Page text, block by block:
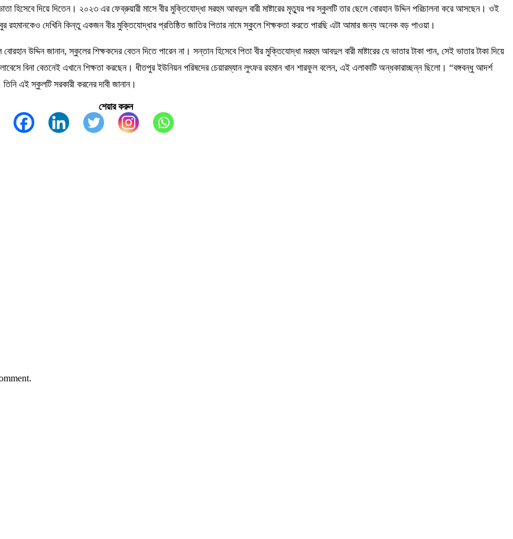
হিসেবে দিয়ে দিতেন। ২০২৩ এর ফেব্রুয়ারী মাসে বীর মুক্তিযোদ্ধা মরহুম আবদুল বারী মাষ্টারের মৃত্যুর পর স্কুলটি তার ছেলে বোরহান উদ্দিন পরিচালনা করে আসছেন। ওই
রহমানকেও দেখিনি কিন্তু একজন বীর মুক্তিযোদ্ধার প্রতিষ্ঠিত জাতির পিতার নামে স্কুলে শিক্ষকতা করতে পারছি এটা আমার জন্য অনেক বড় পাওয়া।
উদ্দিন জানান, স্কুলের শিক্ষকদের বেতন দিতে পারেন না। সন্তান হিসেবে পিতা বীর মুক্তিযোদ্ধা মরহুম আবদুল বারী মাষ্টারের যে ভাতার টাকা পান, সেই ভাতার টাকা দিয়ে
বিনা বেতনেই এখানে শিক্ষতা করছেন। ধীতপুর ইউনিয়ন পরিষদের চেয়ারম্যান লুৎফর রহমান খান শারফুল বলেন, এই এলাকাটি অন্ধকারাচ্ছন্ন ছিলো। “বঙ্গবন্ধু আদর্শ
এই স্কুলটি সরকারী করনের দাবী জানান।
শেয়ার করুন